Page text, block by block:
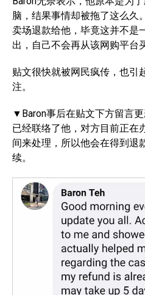
脑，结果事情却被拖了这么久
卖场退款给他，毕竟这并不是
出，自己不会再从该网购平台
贴文很快就被网民疯传，也引
注。
▼Baron事后在贴文下方留言
已经联络了他，对方目前正在
间来处理，所以他会在得到退
续。